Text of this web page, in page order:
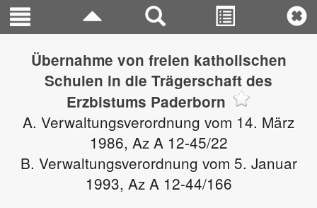
Übernahme von freien katholischen
Schulen in die Trägerschaft des
Erzbistums Paderborn
A. Verwaltungsverordnung vom 14. März
1986, Az A 12-45/22
B. Verwaltungsverordnung vom 5. Januar
1993, Az A 12-44/166